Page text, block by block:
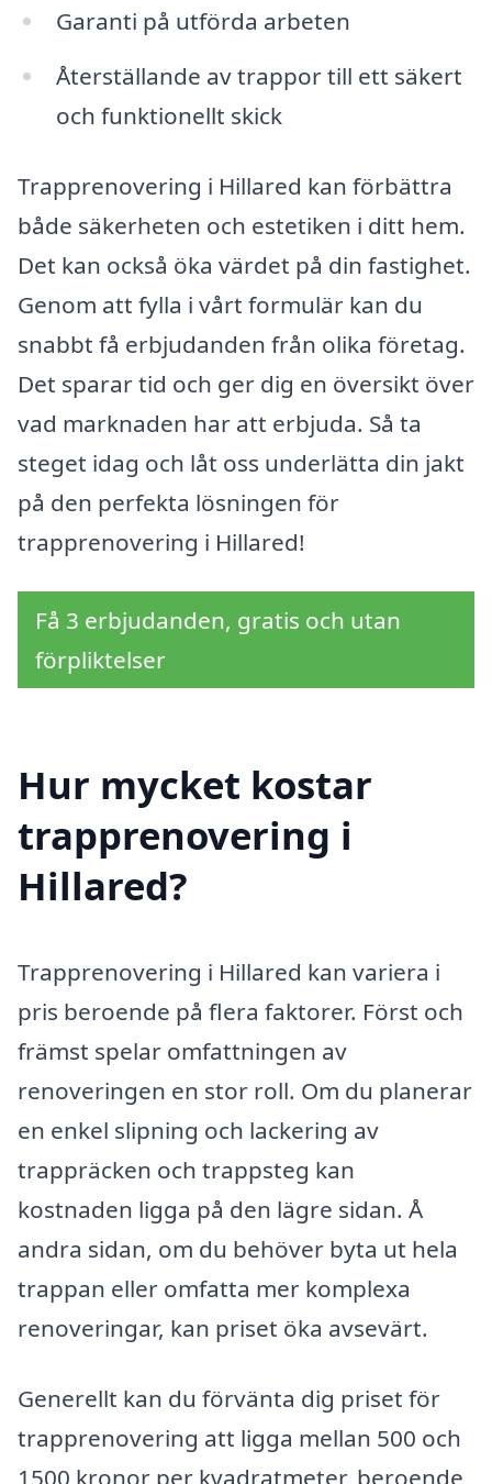
Garanti på utförda arbeten
Återställande av trappor till ett säkert
och funktionellt skick
Trapprenovering i Hillared kan förbättra
både säkerheten och estetiken i ditt hem.
Det kan också öka värdet på din fastighet.
Genom att fylla i vårt formulär kan du
snabbt få erbjudanden från olika företag.
Det sparar tid och ger dig en översikt över
vad marknaden har att erbjuda. Så ta
steget idag och låt oss underlätta din jakt
på den perfekta lösningen för
trapprenovering i Hillared!
Få 3 erbjudanden, gratis och utan
förpliktelser
Hur mycket kostar
trapprenovering i
Hillared?
Trapprenovering i Hillared kan variera i
pris beroende på flera faktorer. Först och
främst spelar omfattningen av
renoveringen en stor roll. Om du planerar
en enkel slipning och lackering av
trappräcken och trappsteg kan
kostnaden ligga på den lägre sidan. Å
andra sidan, om du behöver byta ut hela
trappan eller omfatta mer komplexa
renoveringar, kan priset öka avsevärt.
Generellt kan du förvänta dig priset för
trapprenovering att ligga mellan 500 och
1500 kronor per kvadratmeter, beroende